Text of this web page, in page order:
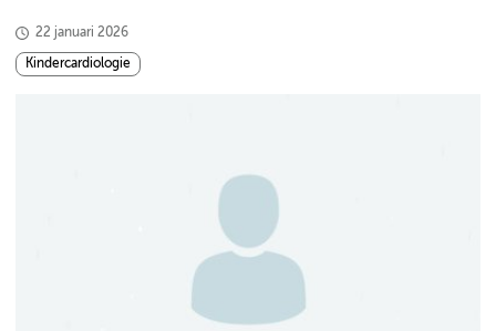
22 januari 2026
Kindercardiologie